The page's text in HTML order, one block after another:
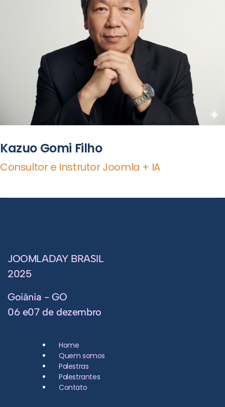
Kazuo Gomi Filho
Consultor e Instrutor Joomla + IA
JOOMLADAY BRASIL
2025
Goiânia - GO
06 e07 de dezembro
Home
Quem somos
Palestras
Palestrantes
Contato